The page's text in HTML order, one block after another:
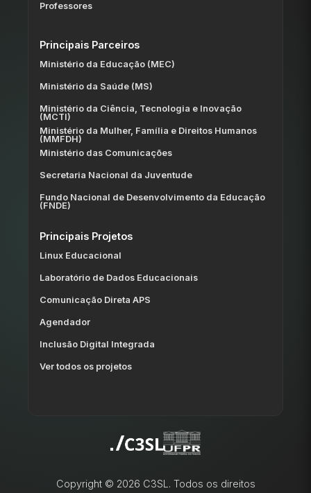
Professores
Principais Parceiros
Ministério da Educação (MEC)
Ministério da Saúde (MS)
Ministério da Ciência, Tecnologia e Inovação
(MCTI)
Ministério da Mulher, Família e Direitos Humanos
(MMFDH)
Ministério das Comunicações
Secretaria Nacional da Juventude
Fundo Nacional de Desenvolvimento da Educação
(FNDE)
Principais Projetos
Linux Educacional
Laboratório de Dados Educacionais
Comunicação Direta APS
Agendador
Inclusão Digital Integrada
Ver todos os projetos
Copyright © 2026 C3SL. Todos os direitos